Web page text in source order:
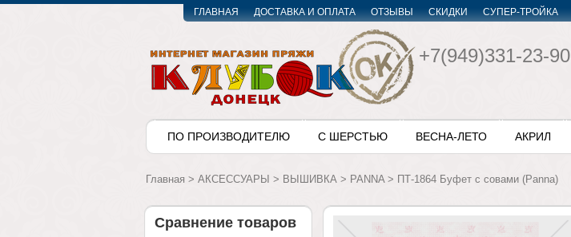
ГЛАВНАЯ ДОСТАВКА И ОПЛАТА ОТЗЫВЫ СКИДКИ СУПЕР-ТРОЙКА
+7(949)331-23-90
ПО ПРОИЗВОДИТЕЛЮ С ШЕРСТЬЮ ВЕСНА-ЛЕТО АКРИЛ
Главная > АКСЕССУАРЫ > ВЫШИВКА > PANNA> ПТ-1864 Буфет с совами (Panna)
Сравнение товаров